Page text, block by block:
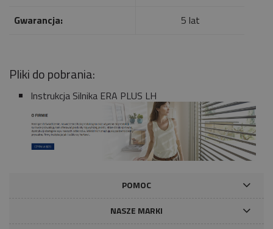
Gwarancja:
5 lat
Pliki do pobrania:
Instrukcja Silnika ERA PLUS LH
POMOC
NASZE MARKI